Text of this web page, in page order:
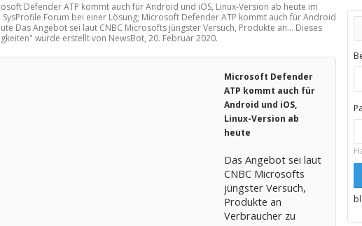
Defender ATP kommt auch für Android und iOS, Linux-Version ab heute im
SysProfile Forum bei einer Lösung; Microsoft Defender ATP kommt auch für Android
Das Angebot sei laut CNBC Microsofts jüngster Versuch, Produkte an... Dieses
" wurde erstellt von NewsBot, 20. Februar 2020.
Microsoft Defender
ATP kommt auch für
Android und iOS,
Linux-Version ab
heute
Das Angebot sei laut
CNBC Microsofts
jüngster Versuch,
Produkte an
Verbraucher zu